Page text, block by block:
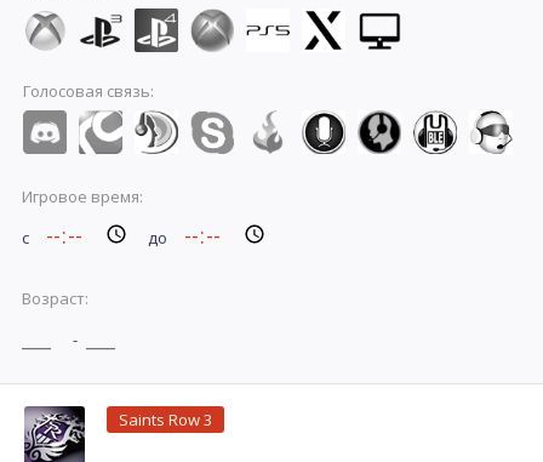
Голосовая связь:
Игровое время:
с
до
Возраст:
-
Saints Row 3